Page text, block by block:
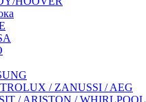
/ ZANUSSI / AEG
/ ARISTON / WHIRLPOOL